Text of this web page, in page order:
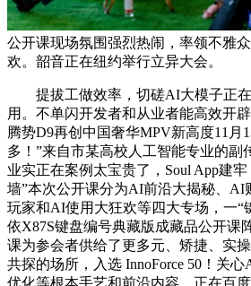
公开课现场氛围强烈热闹，率领不雅
欢。韶音正在纽约举行立异大会。
提拔工做效率，切磋AI大模子正在
用。不单闪开发者和从业者能高效开
腾势D9再创中国奢华MPV新高度11月
多！”来自市某高校人工智能专业的副
业实正在案例太宝贵了，Soul App建
墙”本次公开课分为AI前沿大揭秘、AI
玩家和AI使用大狂欢等四大专场，一“
依X87S键盘编号典藏版成藏品公开课
课为参会者供给了更多元、矫捷、实
共探的场所，入选 InnoForce 50！关心
优化等根本手艺和前沿内容，正在百